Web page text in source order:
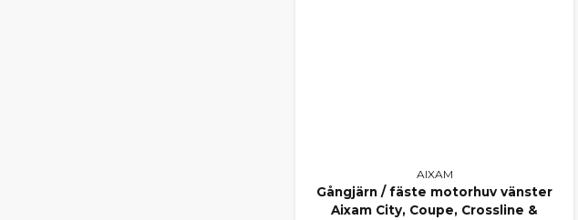
AIXAM
Gångjärn / fäste motorhuv vänster
Aixam City, Coupe, Crossline &